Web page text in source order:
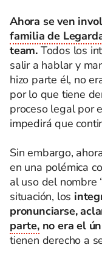
Ahora se ven
familia de
team. Todos los
salir a hablar y
hizo parte él, no
por lo que tiene
proceso legal por
impedirá que
Sin embargo,
en una polémica
al uso del nombre
situación, los
pronunciarse,
parte,no era el
tienen derecho a